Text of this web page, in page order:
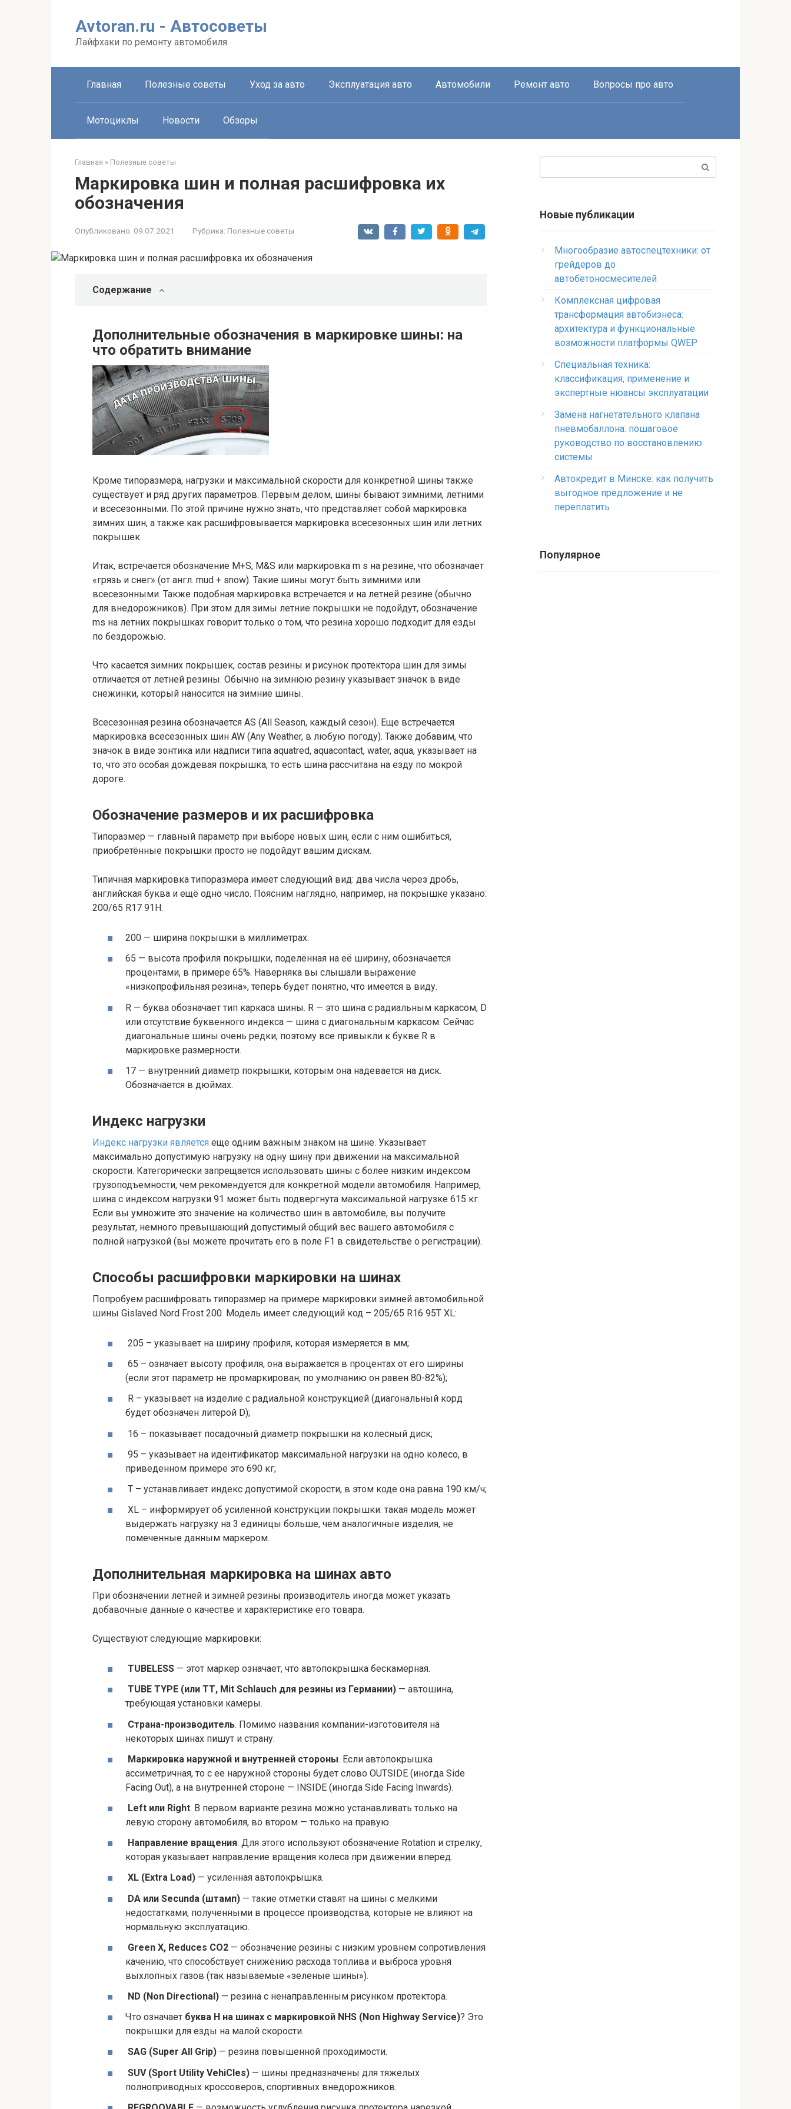
Avtoran.ru - Автосоветы
Лайфхаки по ремонту автомобиля
Главная Полезные советы Уход за авто Эксплуатация авто Автомобили Ремонт авто Вопросы про авто
Мотоциклы Новости Обзоры
Главная » Полезные советы
Маркировка шин и полная расшифровка их
обозначения
Опубликовано: 09.07.2021 Рубрика: Полезные советы
Содержание
Дополнительные обозначения в маркировке шины: на
что обратить внимание
Кроме типоразмера, нагрузки и максимальной скорости для конкретной шины также
существует и ряд других параметров. Первым делом, шины бывают зимними, летними
и всесезонными. По этой причине нужно знать, что представляет собой маркировка
зимних шин, а также как расшифровывается маркировка всесезонных шин или летних
покрышек.
Итак, встречается обозначение M+S, M&S или маркировка m s на резине, что обозначает
«грязь и снег» (от англ. mud + snow). Такие шины могут быть зимними или
всесезонными. Также подобная маркировка встречается и на летней резине (обычно
для внедорожников). При этом для зимы летние покрышки не подойдут, обозначение
ms на летних покрышках говорит только о том, что резина хорошо подходит для езды
по бездорожью.
Что касается зимних покрышек, состав резины и рисунок протектора шин для зимы
отличается от летней резины. Обычно на зимнюю резину указывает значок в виде
снежинки, который наносится на зимние шины.
Всесезонная резина обозначается AS (All Season, каждый сезон). Еще встречается
маркировка всесезонных шин AW (Any Weather, в любую погоду). Также добавим, что
значок в виде зонтика или надписи типа aquatred, aquacontact, water, aqua, указывает на
то, что это особая дождевая покрышка, то есть шина рассчитана на езду по мокрой
дороге.
Обозначение размеров и их расшифровка
Типоразмер — главный параметр при выборе новых шин, если с ним ошибиться,
приобретённые покрышки просто не подойдут вашим дискам.
Типичная маркировка типоразмера имеет следующий вид: два числа через дробь,
английская буква и ещё одно число. Поясним наглядно, например, на покрышке указано:
200/65 R17 91H:
200 — ширина покрышки в миллиметрах.
65 — высота профиля покрышки, поделённая на её ширину, обозначается
процентами, в примере 65%. Наверняка вы слышали выражение
«низкопрофильная резина», теперь будет понятно, что имеется в виду.
R — буква обозначает тип каркаса шины. R — это шина с радиальным каркасом, D
или отсутствие буквенного индекса — шина с диагональным каркасом. Сейчас
диагональные шины очень редки, поэтому все привыкли к букве R в
маркировке размерности.
17 — внутренний диаметр покрышки, которым она надевается на диск.
Обозначается в дюймах.
Индекс нагрузки
Индекс нагрузки является еще одним важным знаком на шине. Указывает
максимально допустимую нагрузку на одну шину при движении на максимальной
скорости. Категорически запрещается использовать шины с более низким индексом
грузоподъемности, чем рекомендуется для конкретной модели автомобиля. Например,
шина с индексом нагрузки 91 может быть подвергнута максимальной нагрузке 615 кг.
Если вы умножите это значение на количество шин в автомобиле, вы получите
результат, немного превышающий допустимый общий вес вашего автомобиля с
полной нагрузкой (вы можете прочитать его в поле F1 в свидетельстве о регистрации).
Способы расшифровки маркировки на шинах
Попробуем расшифровать типоразмер на примере маркировки зимней автомобильной
шины Gislaved Nord Frost 200. Модель имеет следующий код – 205/65 R16 95T XL:
205 – указывает на ширину профиля, которая измеряется в мм;
65 – означает высоту профиля, она выражается в процентах от его ширины
(если этот параметр не промаркирован, по умолчанию он равен 80-82%);
R – указывает на изделие с радиальной конструкцией (диагональный корд
будет обозначен литерой D);
16 – показывает посадочный диаметр покрышки на колесный диск;
95 – указывает на идентификатор максимальной нагрузки на одно колесо, в
приведенном примере это 690 кг;
T – устанавливает индекс допустимой скорости, в этом коде она равна 190 км/ч;
XL – информирует об усиленной конструкции покрышки: такая модель может
выдержать нагрузку на 3 единицы больше, чем аналогичные изделия, не
помеченные данным маркером.
Дополнительная маркировка на шинах авто
При обозначении летней и зимней резины производитель иногда может указать
добавочные данные о качестве и характеристике его товара.
Существуют следующие маркировки:
TUBELESS — этот маркер означает, что автопокрышка бескамерная.
TUBE TYPE (или ТТ, Mit Schlauch для резины из Германии) — автошина,
требующая установки камеры.
Страна-производитель. Помимо названия компании-изготовителя на
некоторых шинах пишут и страну.
Маркировка наружной и внутренней стороны. Если автопокрышка
ассиметричная, то с ее наружной стороны будет слово OUTSIDE (иногда Side
Facing Out), а на внутренней стороне — INSIDE (иногда Side Facing Inwards).
Left или Right. В первом варианте резина можно устанавливать только на
левую сторону автомобиля, во втором — только на правую.
Направление вращения. Для этого используют обозначение Rotation и стрелку,
которая указывает направление вращения колеса при движении вперед.
XL (Extra Load) — усиленная автопокрышка.
DA или Secunda (штамп) — такие отметки ставят на шины с мелкими
недостатками, полученными в процессе производства, которые не влияют на
нормальную эксплуатацию.
Green X, Reduces CO2 — обозначение резины с низким уровнем сопротивления
качению, что способствует снижению расхода топлива и выброса уровня
выхлопных газов (так называемые «зеленые шины»).
ND (Non Directional) — резина с ненаправленным рисунком протектора.
Что означает буква H на шинах с маркировкой NHS (Non Highway Service)? Это
покрышки для езды на малой скорости.
SAG (Super All Grip) — резина повышенной проходимости.
SUV (Sport Utility VehiCles) — шины предназначены для тяжелых
полноприводных кроссоверов, спортивных внедорожников.
Новые публикации
Многообразие автоспецтехники: от
грейдеров до
автобетоносмесителей
Комплексная цифровая
трансформация автобизнеса:
архитектура и функциональные
возможности платформы QWEP
Специальная техника:
классификация, применение и
экспертные нюансы эксплуатации
Замена нагнетательного клапана
пневмобаллона: пошаговое
руководство по восстановлению
системы
Автокредит в Минске: как получить
выгодное предложение и не
переплатить
Популярное